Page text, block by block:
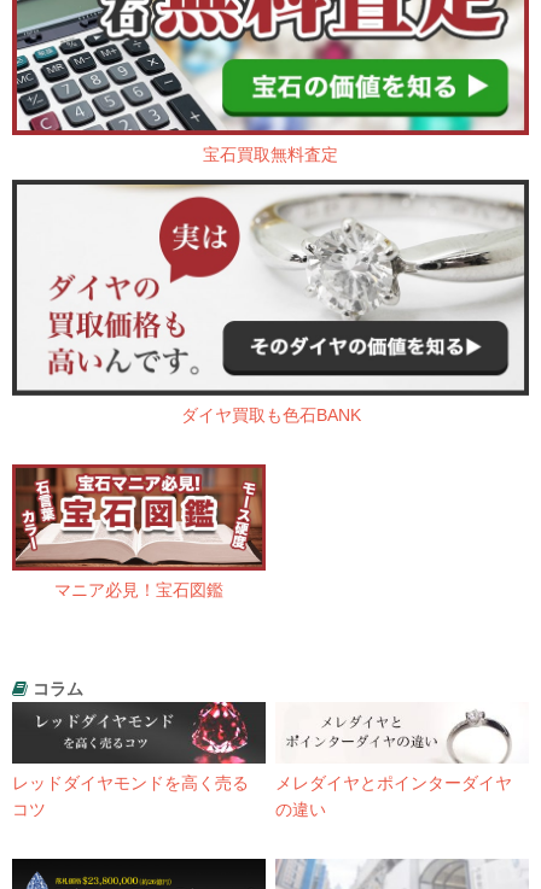
宝石買取無料査定
ダイヤ買取も色石BANK
マニア必見！宝石図鑑
コラム
レッドダイヤモンドを高く売る
コツ
メレダイヤとポインターダイヤ
の違い